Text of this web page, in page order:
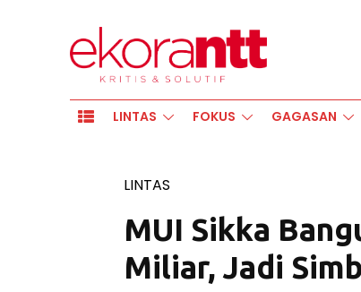
LINTAS FOKUS GAGASAN
LINTAS
MUI Sikka
Miliar, Jadi